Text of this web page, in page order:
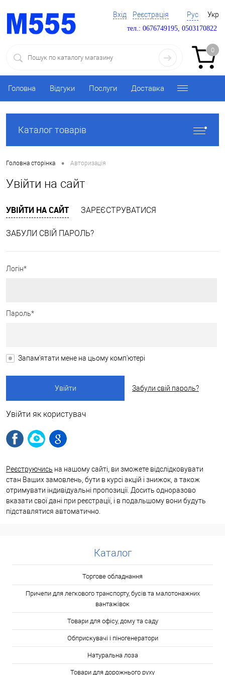
Вхід Реєстрація Рус Укр
тел.: 0676749195, 0503170822
0
Головна Відгуки Послуги Доставка
Каталог товарів
Головна сторінка • Авторизація
Увійти на сайт
УВІЙТИ НА САЙТ ЗАРЕЄСТРУВАТИСЯ
ЗАБУЛИ СВІЙ ПАРОЛЬ?
Логін*
Пароль*
Запам'ятати мене на цьому комп'ютері
Забули свій пароль?
Увійти як користувач
Реєструючись на нашому сайті, ви зможете відслідковувати
стан Ваших замовлень, бути в курсі акцій і знижок, а також
отримувати індивідуальні пропозиції. Досить одноразово
вказати свої дані при реєстрації, і в подальшому вони будуть
підставлятися автоматично.
Каталог
Торгове обладнання
Причепи для легкового транспорту, бусів та малотонажних
вантажівок
Товари для офісу, дому та саду
Обприскувачі і піногенератори
Натуральна лоза
Товари для дорожнього руху